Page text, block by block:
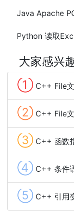
Java Apache
Python 读取
大家感兴
① C++ File
② C++ File
③ C++ 函数
④ C++ 条件
⑤ C++ 引用